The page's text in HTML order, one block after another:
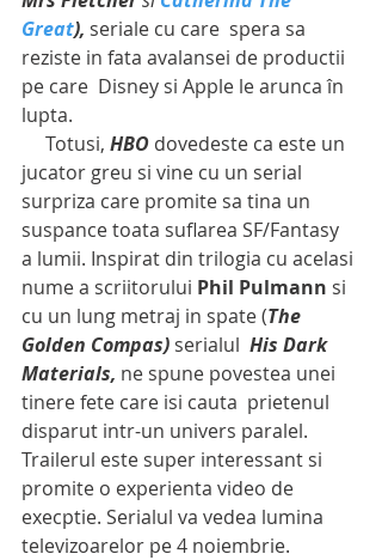
Great), seriale cu care  spera sa
reziste in fata avalansei de productii
pe care  Disney si Apple le arunca în
lupta.
     Totusi,
HBO dovedeste ca este un
jucator greu si vine cu un serial
surpriza care promite sa tina un
suspance toata suflarea SF/Fantasy
a lumii. Inspirat din trilogia cu acelasi
nume a scriitorului Phil Pulmann si
cu un lung metraj in spate (The
Golden Compas) serialul His Dark
Materials, ne spune povestea unei
tinere fete care isi cauta  prietenul
disparut intr-un univers paralel.
Trailerul este super interessant si
promite o experienta video de
execptie. Serialul va vedea lumina
televizoarelor pe 4 noiembrie.